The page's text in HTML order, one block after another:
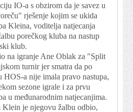
IO-a s obzirom da je savez u
rješenje kojim se ukida
Kleina, voditelja natjecanja
porečkog kluba na nastup
klub.
na igranje Ane Oblak za "Split
turnir jer smatra da po
HOS-a nije imala pravo nastupa,
sezone igrale i za prvu
u međunarodnim natjecanjima.
je njegovu žalbu odbio,